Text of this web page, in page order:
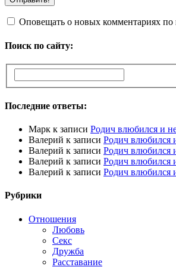
Оповещать о новых комментариях по
Поиск по сайту:
Последние ответы:
Марк к записи Родич влюбился и
Валерий к записи Родич влюбился
Валерий к записи Родич влюбился
Валерий к записи Родич влюбился
Валерий к записи Родич влюбился
Рубрики
Отношения
Любовь
Секс
Дружба
Расставание